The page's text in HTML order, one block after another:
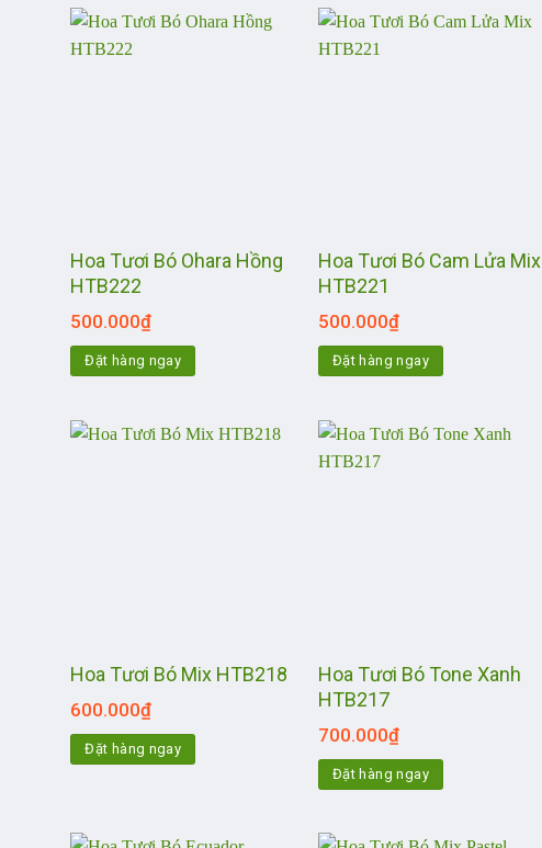
Hoa Tươi Bó Ohara Hồng
HTB222
500.000₫
Đặt hàng ngay
Hoa Tươi Bó Cam Lửa Mix
HTB221
500.000₫
Đặt hàng ngay
Hoa Tươi Bó Mix HTB218
600.000₫
Đặt hàng ngay
Hoa Tươi Bó Tone Xanh
HTB217
700.000₫
Đặt hàng ngay